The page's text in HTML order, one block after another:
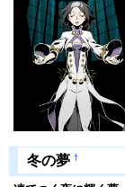
冬の夢 †